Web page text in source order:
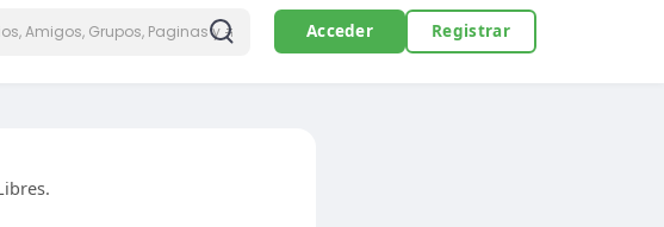
Acceder Registrar